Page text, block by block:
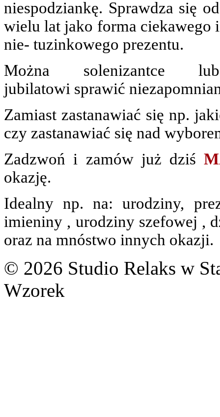
niespodziankę. Sprawdza się od
wielu lat jako forma ciekawego i
nie- tuzinkowego prezentu.
Można solenizantce lub
jubilatowi sprawić
Zamiast zastanawiać się np.
czy zastanawiać się nad
Zadzwoń i zamów już dziś
okazję.
Idealny np. na: urodziny,
imieniny , urodziny szefowej ,
oraz na mnóstwo innych okazji.
© 2026 Studio Relaks w
Wzorek